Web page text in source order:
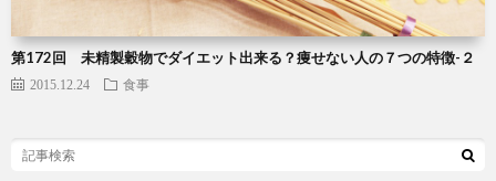
第172回 未精製穀物でダイエット出来る？痩せない人の７つの特徴-２
2015.12.24 食事